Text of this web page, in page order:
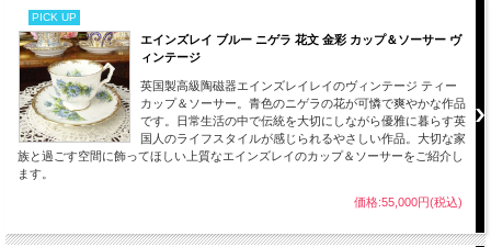
エインズレイの人気のホワイトローズ ティーカップ＆ソーサーは、濃いオレンジ
PICK UP
エインズレイ ブルー ニゲラ 花文 金彩 カップ＆ソーサー ヴ
ィンテージ
英国製高級陶磁器エインズレイレイのヴィンテージ ティー
カップ＆ソーサー。青色のニゲラの花が可憐で爽やかな作品
です。日常生活の中で伝統を大切にしながら優雅に暮らす英
国人のライフスタイルが感じられるやさしい作品。大切な家
族と過ごす空間に飾ってほしい上質なエインズレイのカップ＆ソーサーをご紹介し
ます。
価格:55,000円(税込)